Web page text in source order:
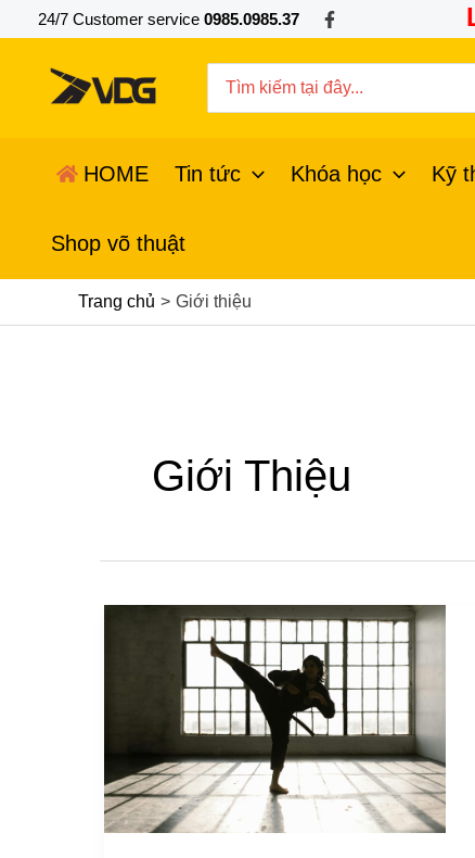
Nhảy
tới
24/7 Customer service 0985.0985.37
for:
HOME Tin tức Khóa học Kỹ
Shop võ thuật
Trang chủ Giới thiệu
Giới Thiệu
cho
Mọi
Lứa